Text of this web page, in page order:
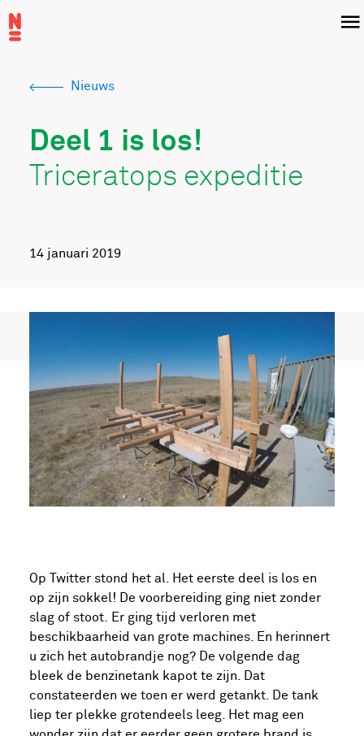
en
inhoud
Menu
Kruimelpad
Nieuws
Deel 1 is los!
Triceratops expeditie
14 januari 2019
Op Twitter stond het al. Het eerste deel is los en
op zijn sokkel! De voorbereiding ging niet zonder
slag of stoot. Er ging tijd verloren met
beschikbaarheid van grote machines. En herinnert
u zich het autobrandje nog? De volgende dag
bleek de benzinetank kapot te zijn. Dat
constateerden we toen er werd getankt. De tank
liep ter plekke grotendeels leeg. Het mag een